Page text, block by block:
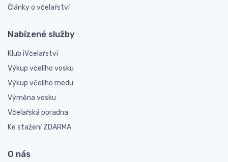
Články o včelařství
Nabízené služby
Klub iVčelařství
Výkup včelího vosku
Výkup včelího medu
Výměna vosku
Včelařská poradna
Ke stažení ZDARMA
O nás